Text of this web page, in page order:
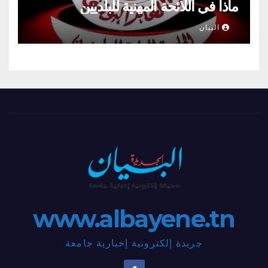
ماذا في اللائحة المهنية للبلديين
البيان
www.albayene.tn
جريدة إلكترونية إخبارية جامعة